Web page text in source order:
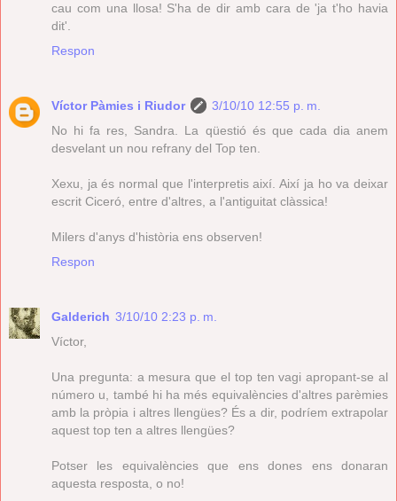
cau com una llosa! S'ha de dir amb cara de 'ja t'ho havia
dit'.
Respon
Víctor Pàmies i Riudor
3/10/10 12:55 p. m.
No hi fa res, Sandra. La qüestió és que cada dia anem
desvelant un nou refrany del Top ten.
Xexu, ja és normal que l'interpretis així. Així ja ho va deixar
escrit Ciceró, entre d'altres, a l'antiguitat clàssica!
Milers d'anys d'història ens observen!
Respon
Galderich 3/10/10 2:23 p. m.
Víctor,
Una pregunta: a mesura que el top ten vagi apropant-se al
número u, també hi ha més equivalències d'altres parèmies
amb la pròpia i altres llengües? És a dir, podríem extrapolar
aquest top ten a altres llengües?
Potser les equivalències que ens dones ens donaran
aquesta resposta, o no!